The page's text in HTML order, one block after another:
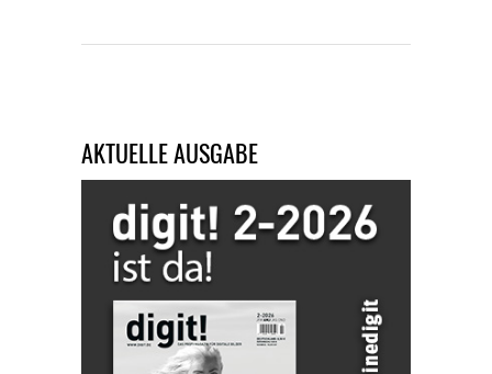
AKTUELLE AUSGABE